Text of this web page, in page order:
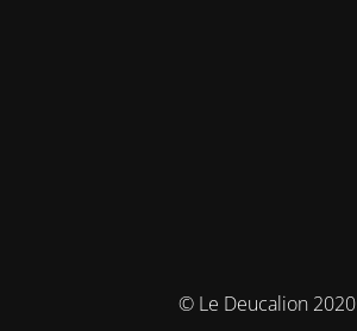
© Le Deucalion 2020